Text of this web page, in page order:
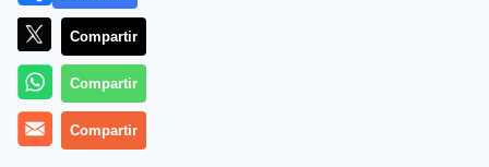
Más información
Compartir
Compartir
Compartir